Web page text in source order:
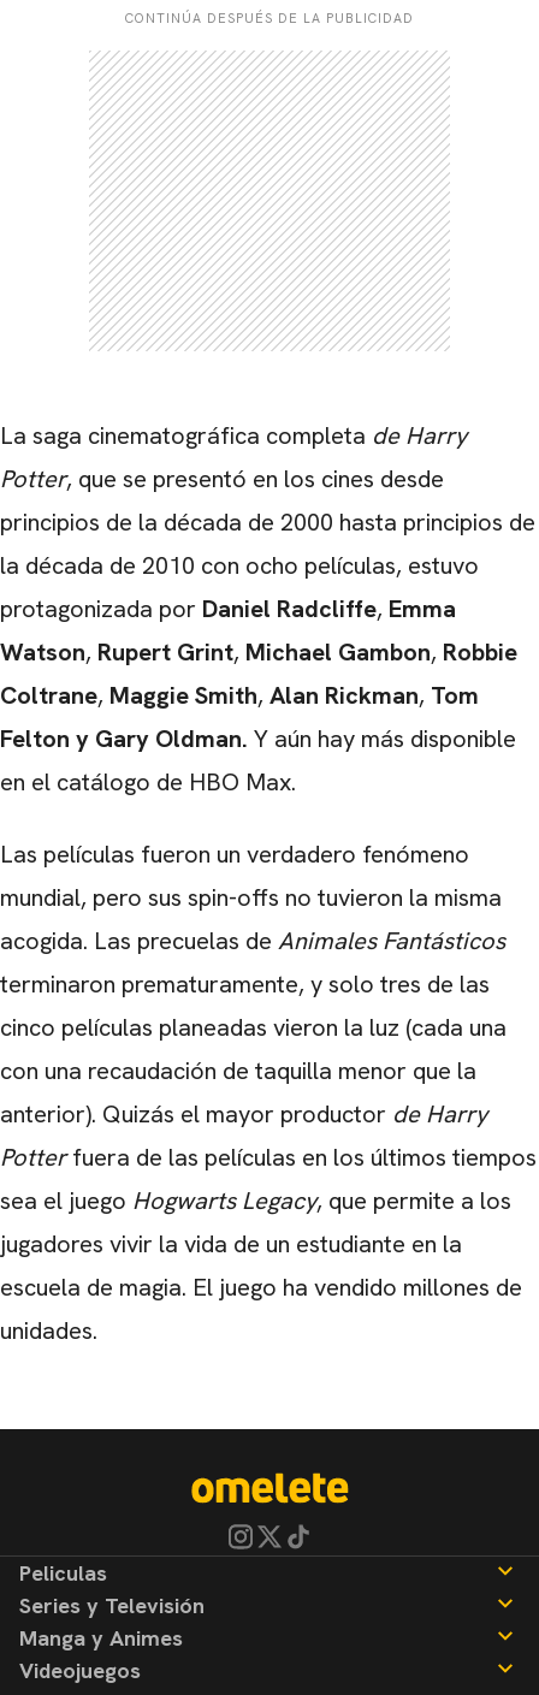
CONTINÚA DESPUÉS DE LA PUBLICIDAD
La saga cinematográfica completa de Harry
Potter, que se presentó en los cines desde
principios de la década de 2000 hasta principios de
la década de 2010 con ocho películas, estuvo
protagonizada por Daniel Radcliffe, Emma
Watson, Rupert Grint, Michael Gambon, Robbie
Coltrane, Maggie Smith, Alan Rickman, Tom
Felton y Gary Oldman. Y aún hay más disponible
en el catálogo de HBO Max.
Las películas fueron un verdadero fenómeno
mundial, pero sus spin-offs no tuvieron la misma
acogida. Las precuelas de Animales Fantásticos
terminaron prematuramente, y solo tres de las
cinco películas planeadas vieron la luz (cada una
con una recaudación de taquilla menor que la
anterior). Quizás el mayor productor de Harry
Potterfuera de las películas en los últimos tiempos
sea el juego Hogwarts Legacy, que permite a los
jugadores vivir la vida de un estudiante en la
escuela de magia. El juego ha vendido millones de
unidades.
Peliculas
Reseñas
Series y Televisión
Noticias
Reseñas
Manga y Animes
Noticias
Videojuegos